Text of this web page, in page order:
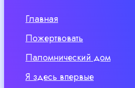
Главная
Пожертвовать
Паломнический дом
Я здесь впервые